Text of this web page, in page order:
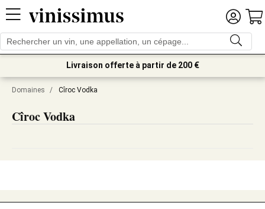
Livraison offerte à partir de 200 €
Domaines / Cîroc Vodka
Cîroc Vodka